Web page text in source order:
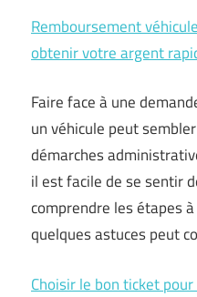
Remboursement
obtenir votre argent
Faire face à une
un véhicule peut
démarches
il est facile de se sentir
comprendre les étapes
quelques astuces peut
Choisir le bon ticket